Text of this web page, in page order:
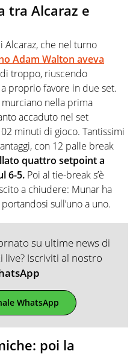
tra Alcaraz e
Alcaraz, che nel turno
Adam Walton aveva
di troppo, riuscendo
proprio favore in due set.
nella prima
accaduto nel set
minuti di gioco. Tantissimi
con 12 palle break
quattro setpoint a
6-5. Poi al tie-break s’è
a chiudere: Munar ha
sull’uno a uno.
su ultime news di
Iscriviti al nostro
WhatsApp
poi la